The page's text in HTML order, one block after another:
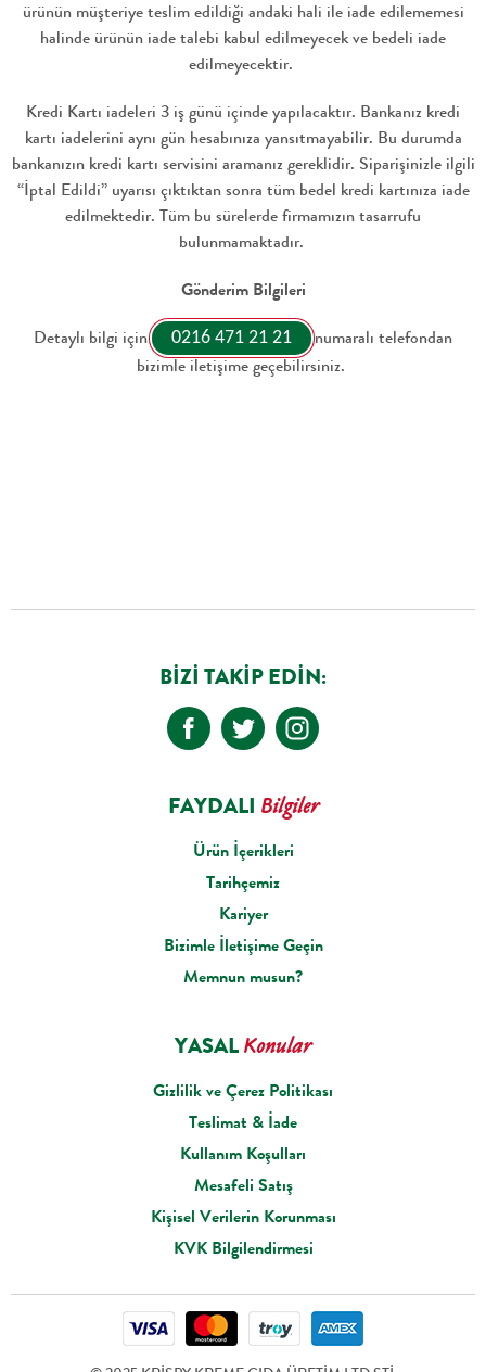
ürünün müşteriye teslim edildiği andaki hali ile iade edilememesi
halinde ürünün iade talebi kabul edilmeyecek ve bedeli iade
edilmeyecektir.
Kredi Kartı iadeleri 3 iş günü içinde yapılacaktır. Bankanız kredi
kartı iadelerini aynı gün hesabınıza yansıtmayabilir. Bu durumda
bankanızın kredi kartı servisini aramanız gereklidir. Siparişinizle ilgili
“İptal Edildi” uyarısı çıktıktan sonra tüm bedel kredi kartınıza iade
edilmektedir. Tüm bu sürelerde firmamızın tasarrufu
bulunmamaktadır.
Gönderim Bilgileri
Detaylı bilgi için
0216 471 21 21
numaralı telefondan
bizimle iletişime geçebilirsiniz.
BIZI TAKIP EDIN:
FAYDALI Bilgiler
Ürün İçerikleri
Tarihçemiz
Kariyer
Bizimle İletişime Geçin
Memnun musun?
YASAL Konular
Gizlilik ve Çerez Politikası
Teslimat & İade
Kullanım Koşulları
Mesafeli Satış
Kişisel Verilerin Korunması
KVK Bilgilendirmesi